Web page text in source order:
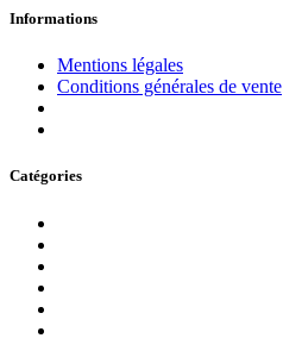
Informations
Mentions légales
Conditions générales de vente
Catégories